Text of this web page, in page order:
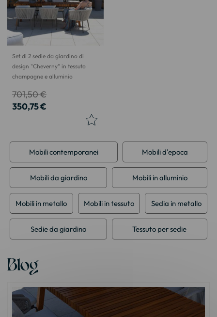
Set di 2 sedie da giardino di
design "Cheverny" in tessuto
champagne e alluminio
350,75 €
701,50 €
Mobili contemporanei Mobili d'epoca
Mobili da giardino Mobili in alluminio
Mobili in metallo Mobili in tessuto Sedia in metallo
Sedie da giardino Tessuto per sedie
Blog